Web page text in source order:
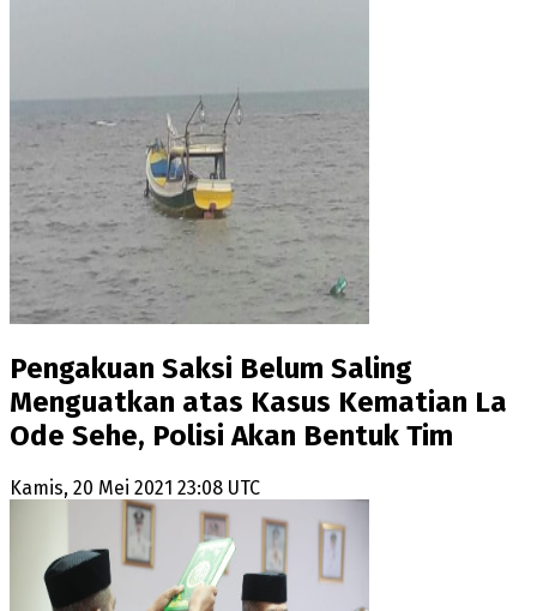
Pengakuan Saksi Belum Saling
Menguatkan atas Kasus Kematian La
Ode Sehe, Polisi Akan Bentuk Tim
Kamis, 20 Mei 2021 23:08 UTC